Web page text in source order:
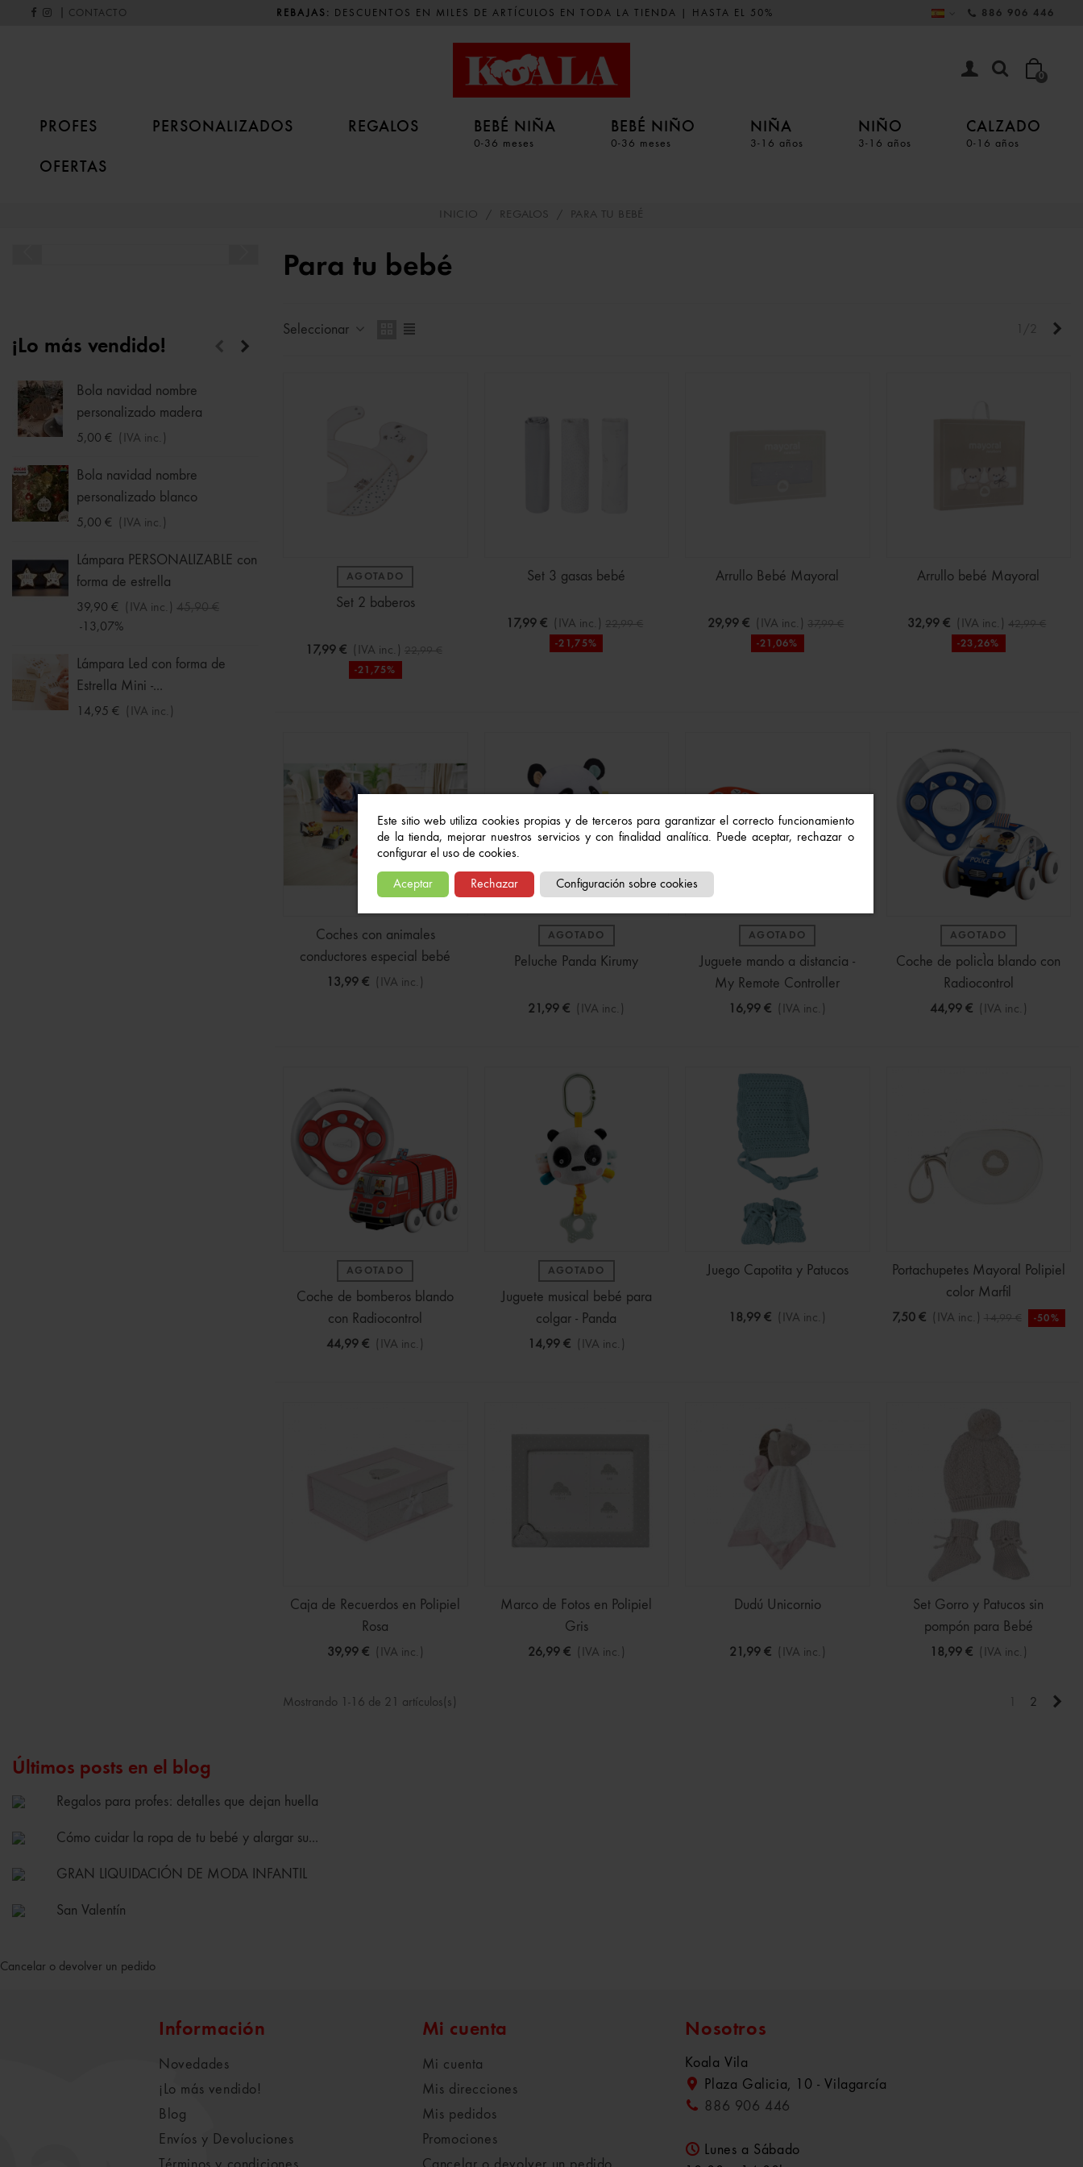
Este sitio web utiliza cookies propias y de terceros para garantizar el correcto funcionamiento
de la tienda, mejorar nuestros servicios y con finalidad analítica. Puede aceptar, rechazar o
configurar el uso de cookies.
Aceptar Rechazar Configuración sobre cookies
CONTACTO REBAJAS: DESCUENTOS EN MILES DE ARTÍCULOS EN TODA LA TIENDA | HASTA EL 50% 886 906 446
0
PROFES PERSONALIZADOS REGALOS BEBÉ NIÑA
0-36 meses
BEBÉ NIÑO
0-36 meses
NIÑA
3-16 años
NIÑO
3-16 años
CALZADO
0-16 años
OFERTAS
INICIO / REGALOS / PARA TU BEBÉ
¡Lo más vendido!
Bola navidad nombre
personalizado madera
5,00 € (IVA inc.)
Bola navidad nombre
personalizado blanco
5,00 € (IVA inc.)
Lámpara PERSONALIZABLE con
forma de estrella
39,90 € (IVA inc.)
45,90 €
-13,07%
Lámpara Led con forma de
Estrella Mini -...
14,95 € (IVA inc.)
Hucha CAJA FUERTE colores
33,95 € (IVA inc.)
16,09 € (IVA inc.)
-30%
Chaleco En Azul Marino Para
Niña
Para tu bebé
Seleccionar 1/2
AGOTADO
Set 2 baberos
17,99 € (IVA inc.) 22,99 €
-21,75%
Set 3 gasas bebé
17,99 € (IVA inc.) 22,99 €
-21,75%
Arrullo Bebé Mayoral
29,99 € (IVA inc.) 37,99 €
-21,06%
Arrullo bebé Mayoral
32,99 € (IVA inc.) 42,99 €
-23,26%
Coches con animales
conductores especial bebé
13,99 € (IVA inc.)
AGOTADO
Peluche Panda Kirumy
21,99 € (IVA inc.)
AGOTADO
Juguete mando a distancia -
My Remote Controller
16,99 € (IVA inc.)
AGOTADO
Coche de policÌa blando con
Radiocontrol
44,99 € (IVA inc.)
AGOTADO
Coche de bomberos blando
con Radiocontrol
44,99 € (IVA inc.)
AGOTADO
Juguete musical bebé para
colgar - Panda
14,99 € (IVA inc.)
Juego Capotita y Patucos
18,99 € (IVA inc.)
Portachupetes Mayoral Polipiel
color Marfil
7,50 € (IVA inc.) 14,99 € -50%
Caja de Recuerdos en Polipiel
Rosa
39,99 € (IVA inc.)
Marco de Fotos en Polipiel
Gris
26,99 € (IVA inc.)
Dudú Unicornio
21,99 € (IVA inc.)
Set Gorro y Patucos sin
pompón para Bebé
18,99 € (IVA inc.)
Mostrando 1-16 de 21 artículos(s) 2
Últimos posts en el blog
Regalos para profes: detalles que dejan huella
Cómo cuidar la ropa de tu bebé y alargar su...
GRAN LIQUIDACIÓN DE MODA INFANTIL
San Valentín
Cancelar o devolver un pedido
Información
Novedades
¡Lo más vendido!
Blog
Envíos y Devoluciones
Mi cuenta
Mi cuenta
Mis direcciones
Mis pedidos
Promociones
Nosotros
Koala Vila
Plaza Galicia, 10 - Vilagarcía
886 906 446
Lunes a Sábado